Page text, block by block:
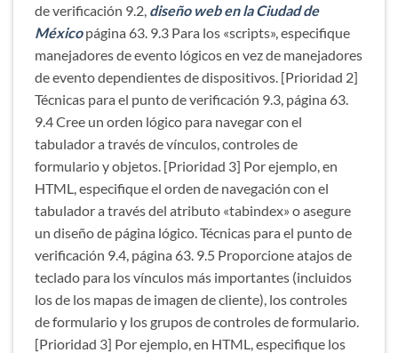
de verificación 9.2, diseño web en la Ciudad de
Méxicopágina 63. 9.3 Para los «scripts», especifique
manejadores de evento lógicos en vez de manejadores
de evento dependientes de dispositivos. [Prioridad 2]
Técnicas para el punto de verificación 9.3, página 63.
9.4 Cree un orden lógico para navegar con el
tabulador a través de vínculos, controles de
formulario y objetos. [Prioridad 3] Por ejemplo, en
HTML, especifique el orden de navegación con el
tabulador a través del atributo «tabindex» o asegure
un diseño de página lógico. Técnicas para el punto de
verificación 9.4, página 63. 9.5 Proporcione atajos de
teclado para los vínculos más importantes (incluidos
los de los mapas de imagen de cliente), los controles
de formulario y los grupos de controles de formulario.
[Prioridad 3] Por ejemplo, en HTML, especifique los